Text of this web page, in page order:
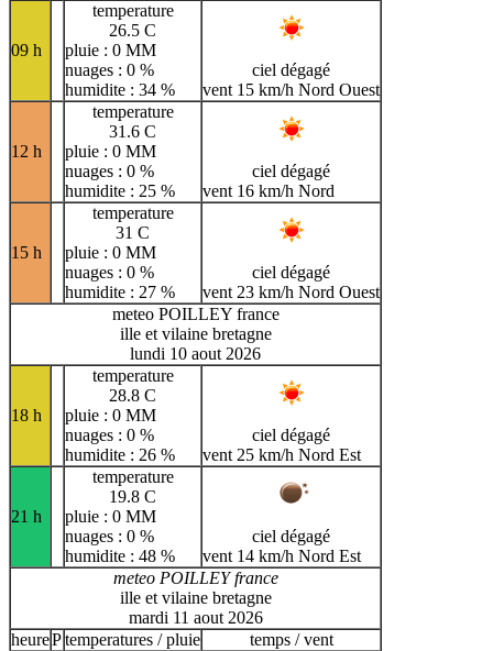
09 h
temperature
26.5 C
pluie : 0 MM
nuages : 0 %
humidite : 34 %
ciel dégagé
vent 15 km/h Nord Ouest
12 h
temperature
31.6 C
pluie : 0 MM
nuages : 0 %
humidite : 25 %
ciel dégagé
vent 16 km/h Nord
15 h
temperature
31 C
pluie : 0 MM
nuages : 0 %
humidite : 27 %
ciel dégagé
vent 23 km/h Nord Ouest
meteo POILLEY france
ille et vilaine bretagne
lundi 10 aout 2026
18 h
temperature
28.8 C
pluie : 0 MM
nuages : 0 %
humidite : 26 %
ciel dégagé
vent 25 km/h Nord Est
21 h
temperature
19.8 C
pluie : 0 MM
nuages : 0 %
humidite : 48 %
ciel dégagé
vent 14 km/h Nord Est
meteo POILLEY france
ille et vilaine bretagne
mardi 11 aout 2026
heurePtemperatures / pluie temps / vent